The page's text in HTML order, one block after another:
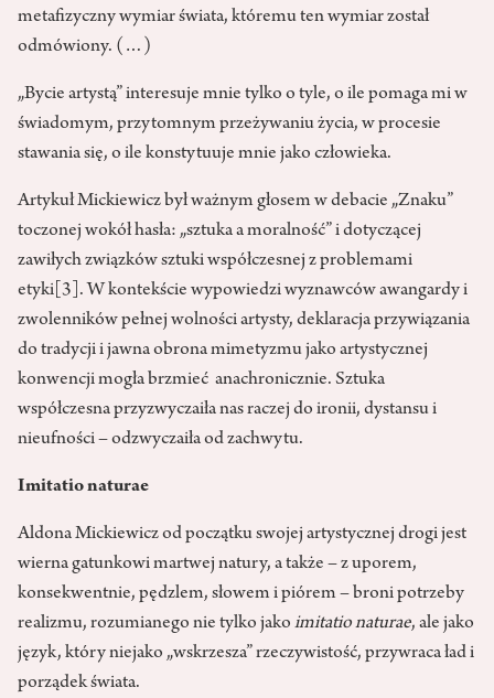
metafizyczny wymiar świata, któremu ten wymiar został
odmówiony. (…)
„Bycie artystą” interesuje mnie tylko o tyle, o ile pomaga mi w
świadomym, przytomnym przeżywaniu życia, w procesie
stawania się, o ile konstytuuje mnie jako człowieka.
Artykuł Mickiewicz był ważnym głosem w debacie „Znaku”
toczonej wokół hasła: „sztuka a moralność” i dotyczącej
zawiłych związków sztuki współczesnej z problemami
etyki [3] . W kontekście wypowiedzi wyznawców awangardy i
zwolenników pełnej wolności artysty, deklaracja przywiązania
do tradycji i jawna obrona mimetyzmu jako artystycznej
konwencji mogła brzmieć anachronicznie. Sztuka
współczesna przyzwyczaiła nas raczej do ironii, dystansu i
nieufności – odzwyczaiła od zachwytu.
Imitatio naturae
Aldona Mickiewicz od początku swojej artystycznej drogi jest
wierna gatunkowi martwej natury, a także – z uporem,
konsekwentnie, pędzlem, słowem i piórem – broni potrzeby
realizmu, rozumianego nie tylko jako imitatio naturae, ale jako
język, który niejako „wskrzesza” rzeczywistość, przywraca ład i
porządek świata.